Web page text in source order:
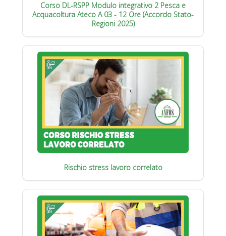
Corso DL-RSPP Modulo integrativo 2 Pesca e
Acquacoltura Ateco A 03 - 12 Ore (Accordo Stato-
Regioni 2025)
Rischio stress lavoro correlato